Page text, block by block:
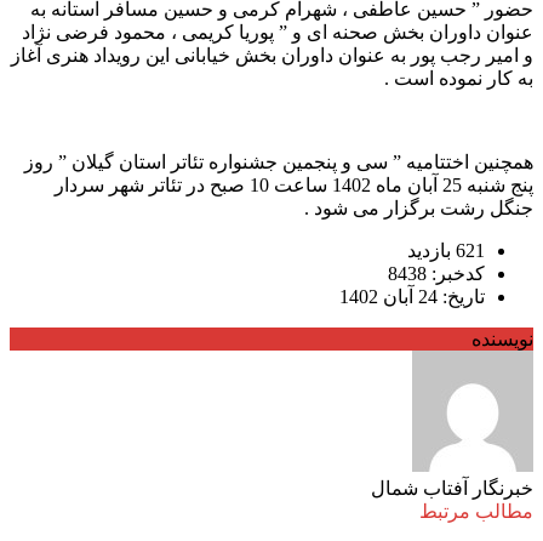
حضور ” حسین عاطفی ، شهرام کرمی و حسین مسافر آستانه به
عنوان داوران بخش صحنه ای و ” پوریا کریمی ، محمود فرضی نژاد
و امیر رجب پور به عنوان داوران بخش خیابانی این رویداد هنری آغاز
به کار نموده است .
همچنین اختتامیه ” سی و پنجمین جشنواره تئاتر استان گیلان ” روز
پنج شنبه 25 آبان ماه 1402 ساعت 10 صبح در تئاتر شهر سردار
جنگل رشت برگزار می شود .
621 بازدید
کدخبر: 8438
تاریخ: 24 آبان 1402
نویسنده
خبرنگار آفتاب شمال
مطالب مرتبط